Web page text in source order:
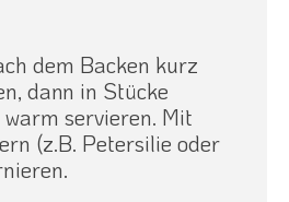
dem Backen kurz
dann in Stücke
servieren. Mit
(z.B. Petersilie oder